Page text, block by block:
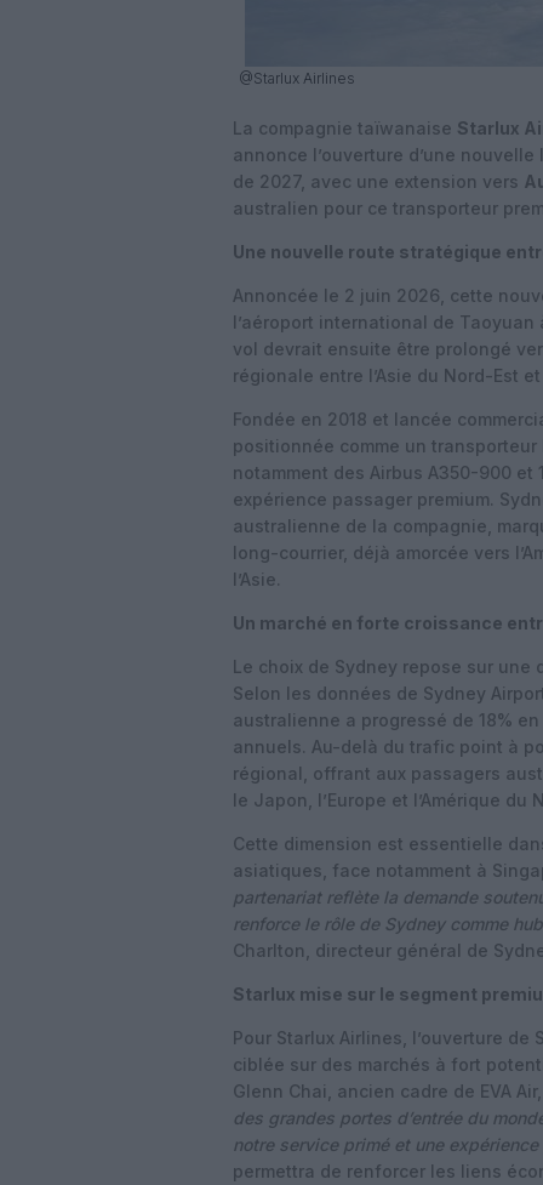
@Starlux Airlines
La compagnie taïwanaise Starlux
annonce l’ouverture d’une
de 2027, avec une extension vers
australien pour ce transporteur
Une nouvelle route stratégique
Annoncée le 2 juin 2026, cette
l’aéroport international de Taoyuan
vol devrait ensuite être prolongé
régionale entre l’Asie du Nord-Est et
Fondée en 2018 et lancée
positionnée comme un
notamment des Airbus A350-900 et
expérience passager premium.
australienne de la compagnie,
long-courrier, déjà amorcée vers
l’Asie.
Un marché en forte croissance
Le choix de Sydney repose sur
Selon les données de Sydney
australienne a progressé de 18%
annuels. Au-delà du trafic point à
régional, offrant aux passagers
le Japon, l’Europe et l’Amérique du
Cette dimension est essentielle
asiatiques, face notamment à
partenariat reflète la demande
renforce le rôle de Sydney comme
Charlton, directeur général de
Starlux mise sur le segment
Pour Starlux Airlines, l’ouverture de
ciblée sur des marchés à fort
Glenn Chai, ancien cadre de EVA
des grandes portes d’entrée du
notre service primé et une expérience
permettra de renforcer les liens